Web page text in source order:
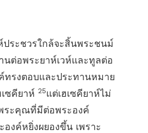
ประชวรใกล้จะสิ้นพระชนม์
นต่อพระยาห์เวห์และทูลต่อ
ทรงตอบและประทานหมาย
ซคียาห์ 25แต่เฮเซคียาห์ไม่
ระคุณที่มีต่อพระองค์
องค์หยิ่งผยองขึ้น เพราะ